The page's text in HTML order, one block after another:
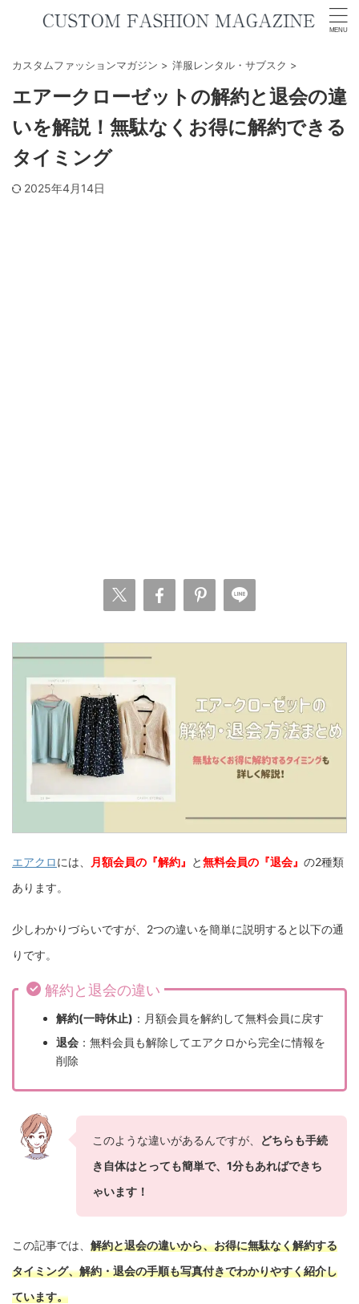
カスタムファッションマガジン > 洋服レンタル・サブスク >
エアークローゼットの解約と退会の違
いを解説！無駄なくお得に解約できる
タイミング
2025年4月14日
エアクロには、 月額会員の『解約』 と無料会員の『退会』 の2種類
あります。
少しわかりづらいですが、2つの違いを簡単に説明すると以下の通
りです。
解約と退会の違い
解約(一時休止) ：月額会員を解約して無料会員に戻す
退会 ：無料会員も解除してエアクロから完全に情報を
削除
このような違いがあるんですが、
どちらも手続
き自体はとっても簡単で、1分もあればできち
ゃいます！
この記事では、 解約と退会の違いから、お得に無駄なく解約する
タイミング、解約・退会の手順も写真付きでわかりやすく紹介し
ています。